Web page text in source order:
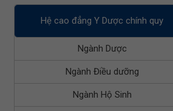
Hệ cao đẳng Y Dược chính quy
Ngành Dược
Ngành Điều dưỡng
Ngành Hộ Sinh